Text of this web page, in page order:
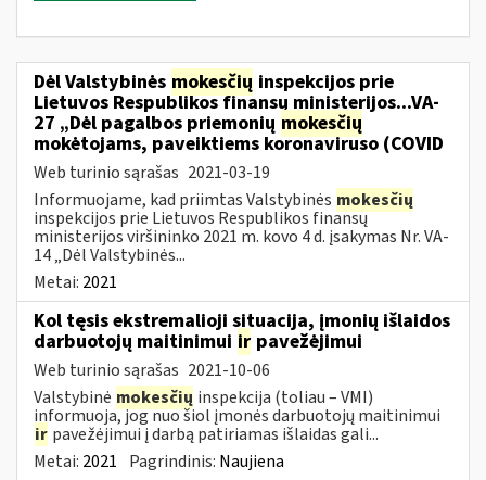
Dėl Valstybinės mokesčių inspekcijos prie
Lietuvos Respublikos finansų ministerijos...VA-
27 „Dėl pagalbos priemonių mokesčių
mokėtojams, paveiktiems koronaviruso (COVID
Web turinio sąrašas 2021-03-19
Informuojame, kad priimtas Valstybinės mokesčių
inspekcijos prie Lietuvos Respublikos finansų
ministerijos viršininko 2021 m. kovo 4 d. įsakymas Nr. VA-
14 „Dėl Valstybinės...
Metai: 2021
Kol tęsis ekstremalioji situacija, įmonių išlaidos
darbuotojų maitinimui ir pavežėjimui
Web turinio sąrašas 2021-10-06
Valstybinė mokesčių inspekcija (toliau – VMI)
informuoja, jog nuo šiol įmonės darbuotojų maitinimui
ir pavežėjimui į darbą patiriamas išlaidas gali...
Metai: 2021 Pagrindinis: Naujiena